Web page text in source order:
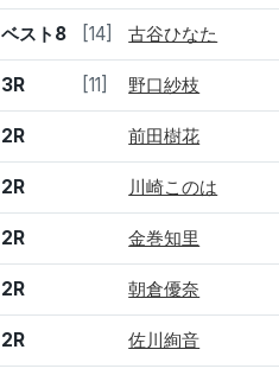
ベスト8 [14] 古谷ひなた
3R [11] 野口紗枝
2R 前田樹花
2R 川崎このは
2R 金巻知里
2R 朝倉優奈
2R 佐川絢音